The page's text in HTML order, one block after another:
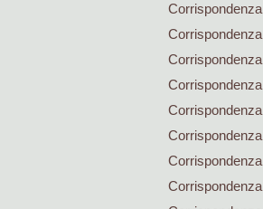
Corrispondenza
Corrispondenza
Corrispondenza
Corrispondenza
Corrispondenza
Corrispondenza
Corrispondenza
Corrispondenza